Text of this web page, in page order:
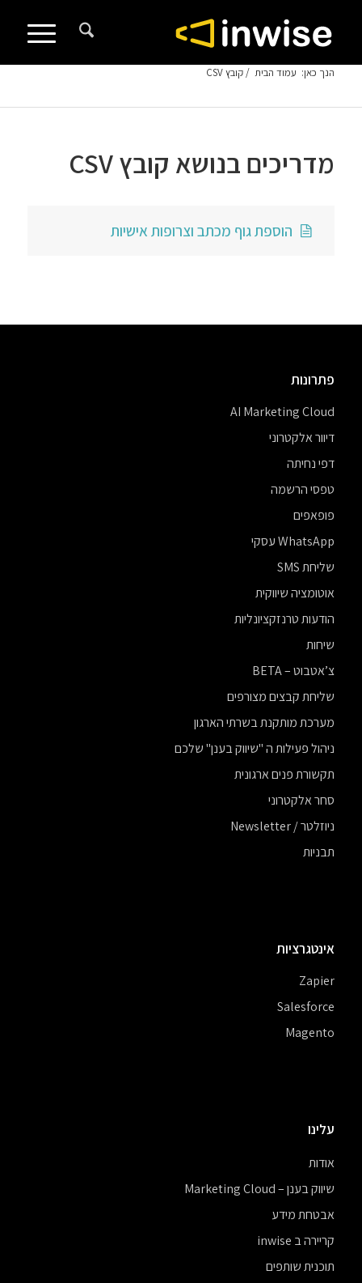
הנך כאן: עמוד הבית / קובץ CSV
מדריכים בנושא קובץ CSV
הוספת גוף מכתב וצרופות אישיות
פתרונות
AI Marketing Cloud
דיוור אלקטרוני
דפי נחיתה
טפסי הרשמה
פופאפים
WhatsApp עסקי
שליחת SMS
אוטומציה שיווקית
הודעות טרנזקציונליות
שיחות
צ’אטבוט – BETA
שליחת קבצים מצורפים
מערכת מותקנת בשרתי הארגון
ניהול פעילות ה "שיווק בענן" שלכם
תקשורת פנים ארגונית
סחר אלקטרוני
ניוזלטר / Newsletter
תבניות
אינטגרציות
Zapier
Salesforce
Magento
עלינו
אודות
שיווק בענן – Marketing Cloud
אבטחת מידע
קריירה ב inwise
תוכנית שותפים